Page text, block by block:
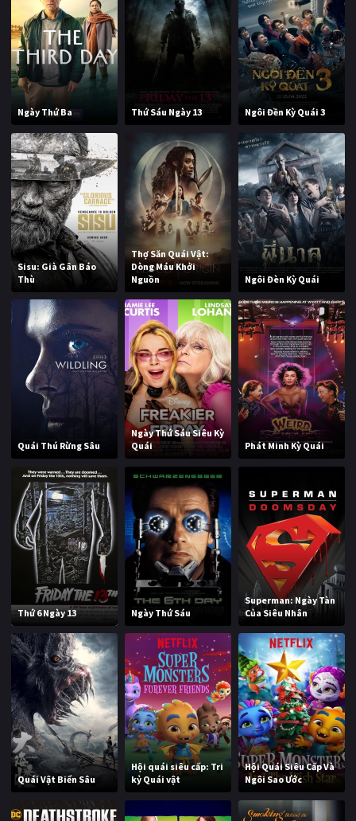
Ngày Thứ Ba Thứ Sáu Ngày 13 Ngôi Đền Kỳ Quái 3
Sisu: Già Gân Báo
Thù
Thợ Săn Quái Vật:
Dòng Máu Khởi
Nguồn
Ngôi Đèn Kỳ Quái
Quái Thú Rừng Sâu
Ngày Thứ Sáu Siêu Kỳ
Quái
Phát Minh Kỳ Quái
Thứ 6 Ngày 13 Ngày Thứ Sáu
Superman: Ngày Tàn
Của Siêu Nhân
Quái Vật Biển Sâu
Hội quái siêu cấp: Tri
kỷ Quái vật
Hội Quái Siêu Cấp Và
Ngôi Sao Ước